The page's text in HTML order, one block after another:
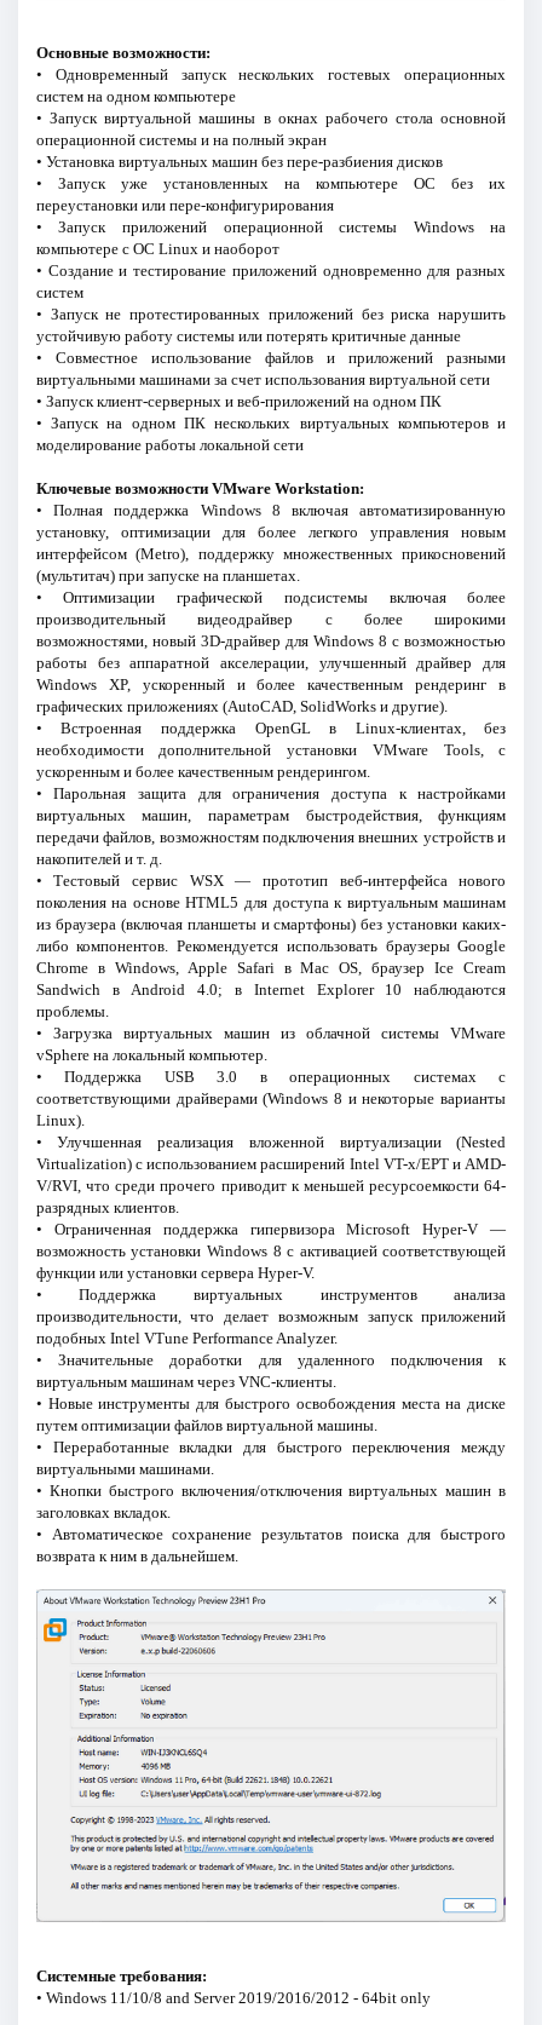
Основные возможности:
• Одновременный запуск нескольких гостевых операционных
систем на одном компьютере
• Запуск виртуальной машины в окнах рабочего стола основной
операционной системы и на полный экран
• Установка виртуальных машин без пере-разбиения дисков
• Запуск уже установленных на компьютере ОС без их
переустановки или пере-конфигурирования
• Запуск приложений операционной системы Windows на
компьютере с ОС Linux и наоборот
• Создание и тестирование приложений одновременно для разных
систем
• Запуск не протестированных приложений без риска нарушить
устойчивую работу системы или потерять критичные данные
• Совместное использование файлов и приложений разными
виртуальными машинами за счет использования виртуальной сети
• Запуск клиент-серверных и веб-приложений на одном ПК
• Запуск на одном ПК нескольких виртуальных компьютеров и
моделирование работы локальной сети
Ключевые возможности VMware Workstation:
• Полная поддержка Windows 8 включая автоматизированную
установку, оптимизации для более легкого управления новым
интерфейсом (Metro), поддержку множественных прикосновений
(мультитач) при запуске на планшетах.
• Оптимизации графической подсистемы включая более
производительный видеодрайвер с более широкими
возможностями, новый 3D-драйвер для Windows 8 с возможностью
работы без аппаратной акселерации, улучшенный драйвер для
Windows XP, ускоренный и более качественным рендеринг в
графических приложениях (AutoCAD, SolidWorks и другие).
• Встроенная поддержка OpenGL в Linux-клиентах, без
необходимости дополнительной установки VMware Tools, с
ускоренным и более качественным рендерингом.
• Парольная защита для ограничения доступа к настройками
виртуальных машин, параметрам быстродействия, функциям
передачи файлов, возможностям подключения внешних устройств и
накопителей и т. д.
• Тестовый сервис WSX — прототип веб-интерфейса нового
поколения на основе HTML5 для доступа к виртуальным машинам
из браузера (включая планшеты и смартфоны) без установки каких-
либо компонентов. Рекомендуется использовать браузеры Google
Chrome в Windows, Apple Safari в Mac OS, браузер Ice Cream
Sandwich в Android 4.0; в Internet Explorer 10 наблюдаются
проблемы.
• Загрузка виртуальных машин из облачной системы VMware
vSphere на локальный компьютер.
• Поддержка USB 3.0 в операционных системах с
соответствующими драйверами (Windows 8 и некоторые варианты
Linux).
• Улучшенная реализация вложенной виртуализации (Nested
Virtualization) с использованием расширений Intel VT-x/EPT и AMD-
V/RVI, что среди прочего приводит к меньшей ресурсоемкости 64-
разрядных клиентов.
• Ограниченная поддержка гипервизора Microsoft Hyper-V —
возможность установки Windows 8 с активацией соответствующей
функции или установки сервера Hyper-V.
• Поддержка виртуальных инструментов анализа
производительности, что делает возможным запуск приложений
подобных Intel VTune Performance Analyzer.
• Значительные доработки для удаленного подключения к
виртуальным машинам через VNC-клиенты.
• Новые инструменты для быстрого освобождения места на диске
путем оптимизации файлов виртуальной машины.
• Переработанные вкладки для быстрого переключения между
виртуальными машинами.
• Кнопки быстрого включения/отключения виртуальных машин в
заголовках вкладок.
• Автоматическое сохранение результатов поиска для быстрого
возврата к ним в дальнейшем.
Системные требования:
• Windows 11/10/8 and Server 2019/2016/2012 - 64bit only